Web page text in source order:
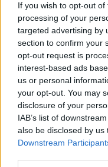
If you wish to opt-out
processing of your
targeted advertising by
section to confirm your
opt-out request is
interest-based ads
us or personal
your opt-out. You may
disclosure of your
IAB’s list of
also be disclosed by
Downstream
identitás kérdése.
egyszerűen tetten
áll hozzád a jazz és
a közös?
N.:A
tiszta forrás.
H.: Számodra mit
mennyire lehet
hagyományokat –
rugalmasan kezelni?